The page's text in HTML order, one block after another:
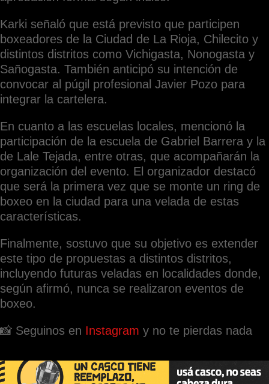
Karki señaló que está previsto que participen
boxeadores de la Ciudad de La Rioja, Chilecito y
distintos distritos como Vichigasta, Nonogasta y
Sañogasta. También anticipó su intención de
convocar al púgil profesional Javier Pozo para
integrar la cartelera.
En cuanto a las escuelas locales, mencionó la
participación de la escuela de Gabriel Barrera y la
de Lale Tejada, entre otras, que acompañarán la
organización del evento. El organizador destacó
que será la primera vez que se monte un ring de
boxeo en la ciudad para una velada de estas
características.
Finalmente, sostuvo que su objetivo es extender
este tipo de propuestas a distintos distritos,
incluyendo futuras veladas en localidades donde,
según afirmó, nunca se realizaron eventos de
boxeo.
📸 Seguinos en Instagram y no te pierdas nada